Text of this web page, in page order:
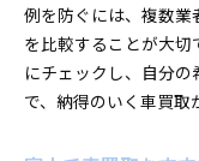
例を防ぐには、複数
を比較することが大切
にチェックし、自分
で、納得のいく車買取